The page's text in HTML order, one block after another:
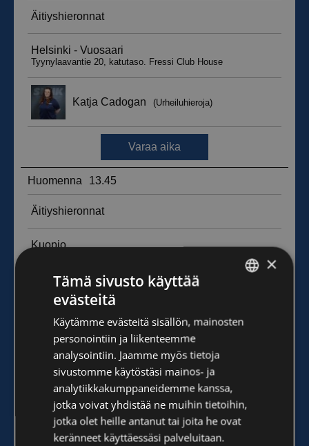
ENGLISH
×
Tämä sivusto käyttää
evästeitä
Käytämme evästeitä sisällön, mainosten
personointiin ja liikenteemme
analysointiin. Jaamme myös tietoja
sivustomme käytöstäsi mainos- ja
analytiikkakumppaneidemme kanssa,
jotka voivat yhdistää ne muihin tietoihin,
jotka olet heille antanut tai joita he ovat
keränneet käyttäessäsi palveluitaan.